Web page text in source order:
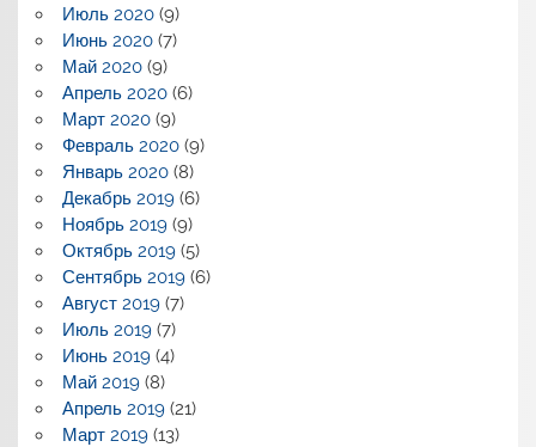
Июль 2020(9)
Июнь 2020(7)
Май 2020(9)
Апрель 2020(6)
Март 2020(9)
Февраль 2020(9)
Январь 2020(8)
Декабрь 2019(6)
Ноябрь 2019(9)
Октябрь 2019(5)
Сентябрь 2019(6)
Август 2019(7)
Июль 2019(7)
Июнь 2019(4)
Май 2019(8)
Апрель 2019(21)
Март 2019(13)